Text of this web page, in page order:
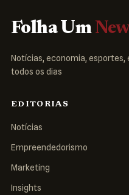
Folha Um
Notícias, economia,
todos os dias
EDITORIAS
Notícias
Empreendedorismo
Marketing
Insights